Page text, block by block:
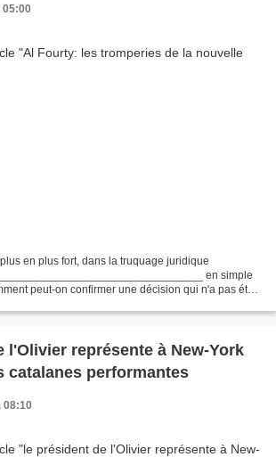
05:00
en plus fort, dans la truquage juridique
en simple
peut-on confirmer une décision qui n'a pas été
l'Olivier représente à New-York
catalanes performantes
08:10